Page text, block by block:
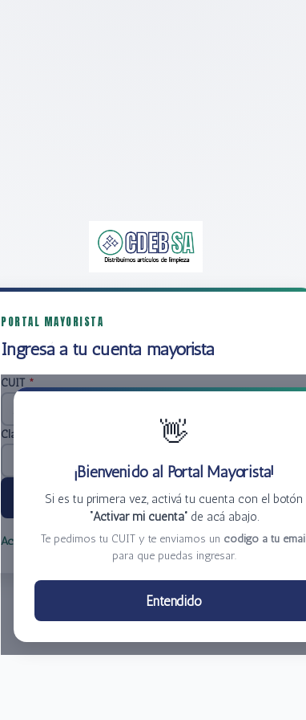
PORTAL MAYORISTA
Ingresá a tu cuenta mayorista
👋
¡Bienvenido al Portal Mayorista!
Si es tu primera vez, activá tu cuenta con el botón
“Activar mi cuenta”de acá abajo.
Te pedimos tu CUIT y te enviamos un código a tu email
para que puedas ingresar.
Entendido
CUIT *
Clave
Ingresar
Activar mi cuenta Olvidé mi clave
Centro de Distribución El Bacha S.A.